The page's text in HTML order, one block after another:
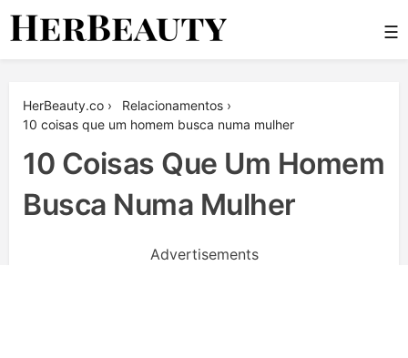
Skip
☰
HerBeauty.co › Relacionamentos ›
10 coisas que um homem busca numa mulher
10 Coisas Que Um Homem
Busca Numa Mulher
Advertisements